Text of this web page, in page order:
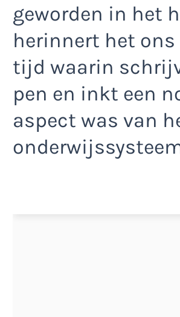
geworden in het
herinnert het ons
tijd waarin
pen en inkt een
aspect was van